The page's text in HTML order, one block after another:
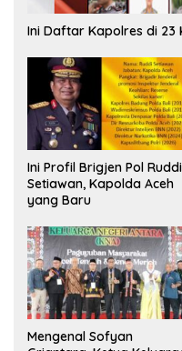
Ini Daftar Kapolres di
Ini Profil Brigjen Pol Ruddi
Setiawan, Kapolda Aceh
yang Baru
Mengenal Sofyan